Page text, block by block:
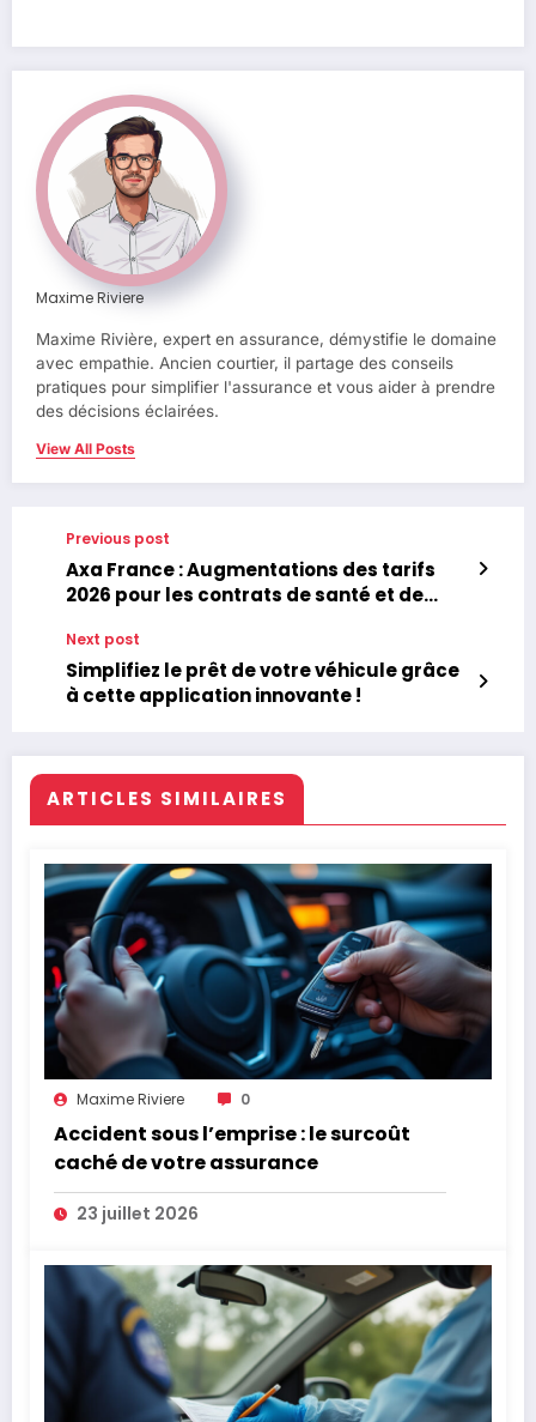
Maxime Riviere
Maxime Rivière, expert en assurance, démystifie le domaine
avec empathie. Ancien courtier, il partage des conseils
pratiques pour simplifier l'assurance et vous aider à prendre
des décisions éclairées.
View All Posts
Previous post
Axa France : Augmentations des tarifs
2026 pour les contrats de santé et de
Next post
Simplifiez le prêt de votre véhicule grâce
à cette application innovante !
ARTICLES SIMILAIRES
Maxime Riviere 0
Accident sous l’emprise : le surcoût
caché de votre assurance
23 juillet 2026